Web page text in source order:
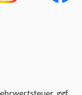
ggf.